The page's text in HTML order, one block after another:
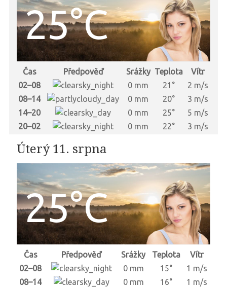
25°C
Čas Předpověď Srážky Teplota
Vítr
02–08
0 mm 21°
2 m/s
08–14
0 mm 20°
3 m/s
14–20
0 mm 25°
5 m/s
20–02
0 mm 22° 3 m/s
Úterý 11. srpna
25°C
Čas Předpověď Srážky Teplota
Vítr
02–08
0 mm 15°
1 m/s
08–14
0 mm 16°
1 m/s